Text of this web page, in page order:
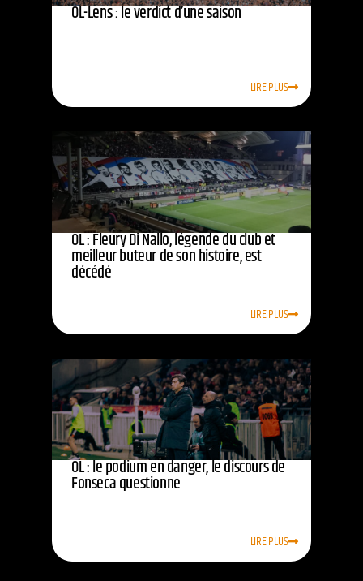
OL-Lens : le verdict d’une saison
LIRE PLUS
OL : Fleury Di Nallo, légende du club et
meilleur buteur de son histoire, est
décédé
LIRE PLUS
OL : le podium en danger, le discours de
Fonseca questionne
LIRE PLUS